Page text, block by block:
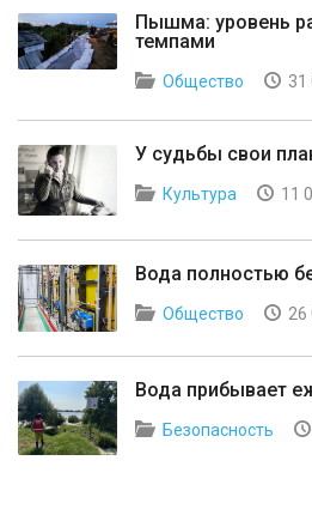
Пышма: уровень
темпами
Общество 31
У судьбы свои
Культура 11
Вода полностью
Общество 26
Вода прибывает
Безопасность